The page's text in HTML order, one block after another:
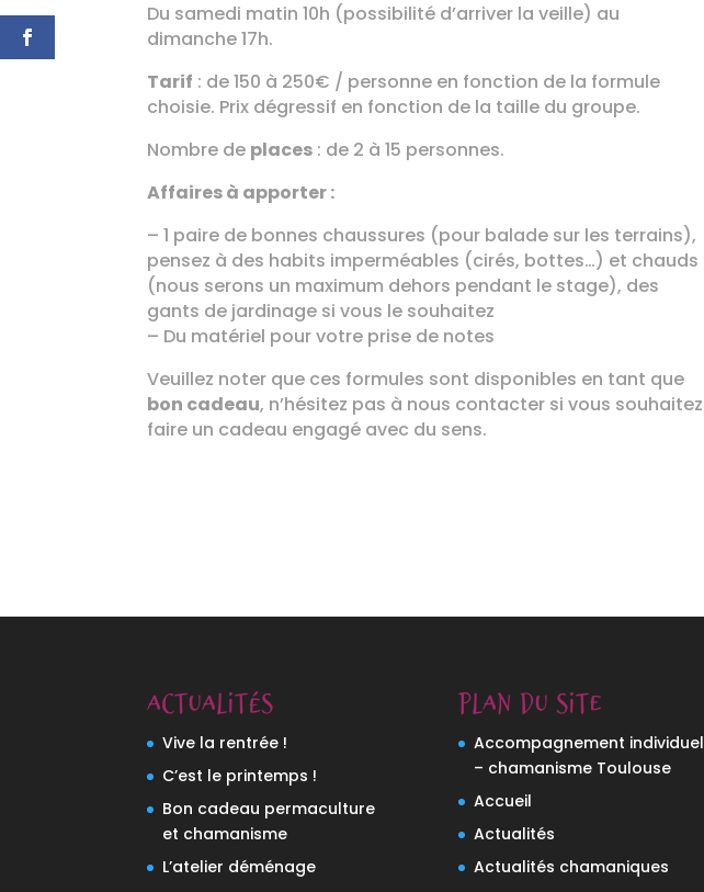
Du samedi matin 10h (possibilité d’arriver la veille) au
dimanche 17h.
Tarif : de 150 à 250€ / personne en fonction de la formule
choisie. Prix dégressif en fonction de la taille du groupe.
Nombre de places : de 2 à 15 personnes.
Affaires à apporter :
– 1 paire de bonnes chaussures (pour balade sur les terrains),
pensez à des habits imperméables (cirés, bottes…) et chauds
(nous serons un maximum dehors pendant le stage), des
gants de jardinage si vous le souhaitez
– Du matériel pour votre prise de notes
Veuillez noter que ces formules sont disponibles en tant que
bon cadeau, n’hésitez pas à nous contacter si vous souhaitez
faire un cadeau engagé avec du sens.
Actualités
Vive la rentrée !
C’est le printemps !
Bon cadeau permaculture
et chamanisme
L’atelier déménage
Plan du site
Accompagnement individuel
– chamanisme Toulouse
Accueil
Actualités
Actualités chamaniques